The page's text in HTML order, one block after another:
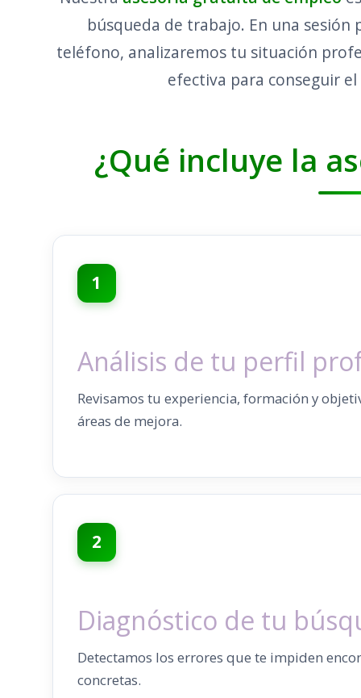
búsqueda de trabajo. En una
teléfono, analizaremos tu situación
efectiva para conseguir
¿Qué incluye la
1
Análisis de tu perfil
Revisamos tu experiencia, formación y
áreas de mejora.
2
Diagnóstico de tu
Detectamos los errores que te impiden
concretas.